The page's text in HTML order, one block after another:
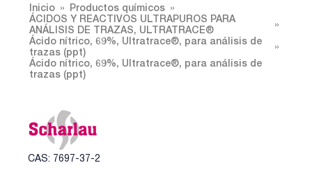
Inicio
Productos químicos
ÁCIDOS Y REACTIVOS ULTRAPUROS PARA
ANÁLISIS DE TRAZAS, ULTRATRACE®
Ácido nítrico, 69%, Ultratrace®, para análisis de
trazas (ppt)
Ácido nítrico, 69%, Ultratrace®, para análisis de
trazas (ppt)
CAS: 7697-37-2